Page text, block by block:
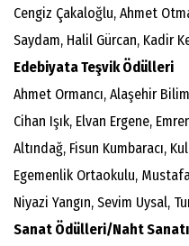
Cengiz Çakaloğlu, Ahmet
Saydam, Halil Gürcan, Kadir
Edebiyata Teşvik Ödülleri
Ahmet Ormancı, Alaşehir
Cihan Işık, Elvan Ergene,
Altındağ, Fisun Kumbaracı,
Egemenlik Ortaokulu,
Niyazi Yangın, Sevim Uysal,
Sanat Ödülleri/Naht Sanatı